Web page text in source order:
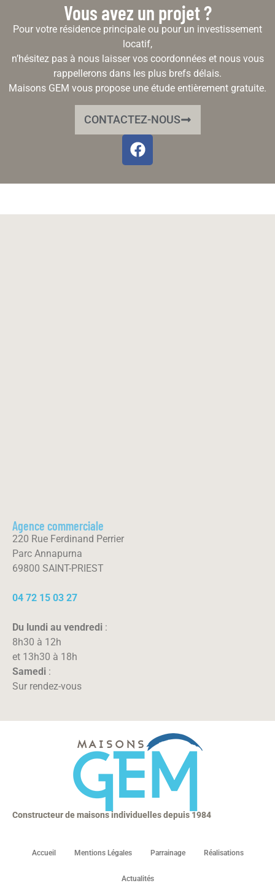
Vous avez un projet ?
Pour votre résidence principale ou pour un investissement
locatif,
n’hésitez pas à nous laisser vos coordonnées et nous vous
rappellerons dans les plus brefs délais.
Maisons GEM vous propose une étude entièrement gratuite.
CONTACTEZ-NOUS
Agence commerciale
220 Rue Ferdinand Perrier
Parc Annapurna
69800 SAINT-PRIEST
04 72 15 03 27
Du lundi au vendredi :
8h30 à 12h
et 13h30 à 18h
Samedi :
Sur rendez-vous
Constructeur de maisons individuelles depuis 1984
Accueil Mentions Légales Parrainage Réalisations
Actualités